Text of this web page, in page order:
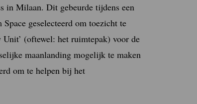
in Milaan. Dit gebeurde tijdens een
geselecteerd om toezicht te
(oftewel: het ruimtepak) voor de
maanlanding mogelijk te maken
om te helpen bij het